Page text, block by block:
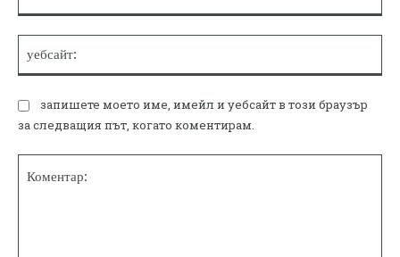
запишете моето име, имейл и уебсайт в този браузър
за следващия път, когато коментирам.